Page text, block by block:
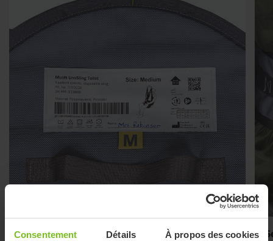
Consentement Détails À propos des cookies
Étiquette avec le nom de l’utilisateur